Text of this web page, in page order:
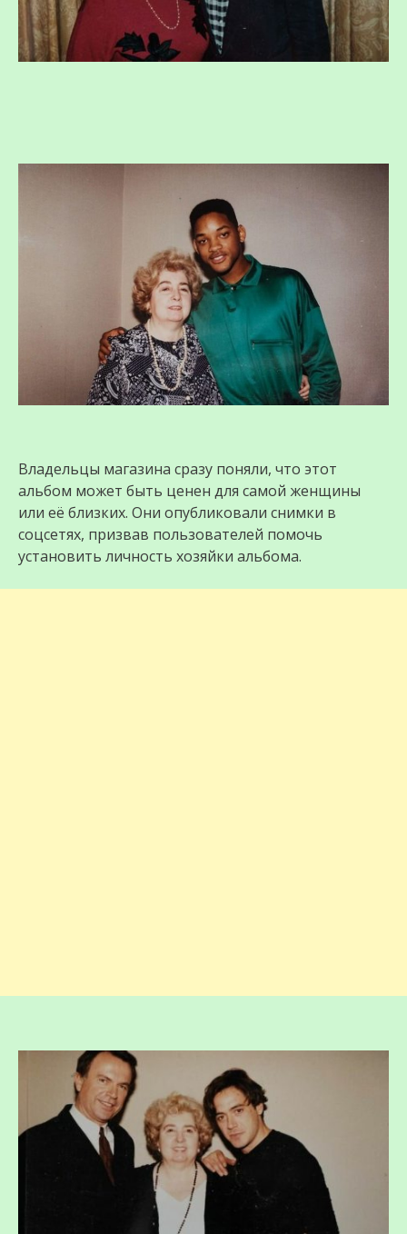
Владельцы магазина сразу поняли, что этот
альбом может быть ценен для самой женщины
или её близких. Они опубликовали снимки в
соцсетях, призвав пользователей помочь
установить личность хозяйки альбома.